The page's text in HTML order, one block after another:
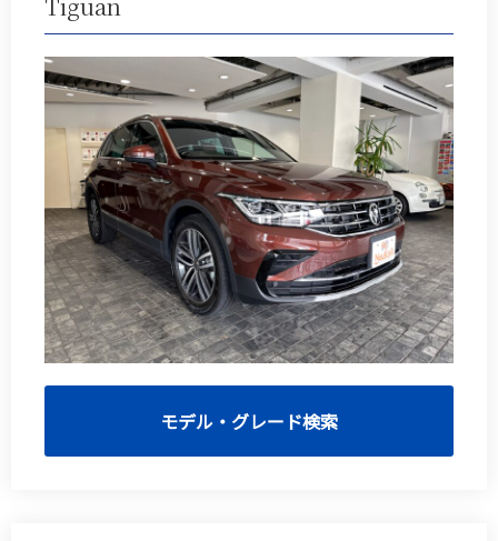
モデル・グレード検索